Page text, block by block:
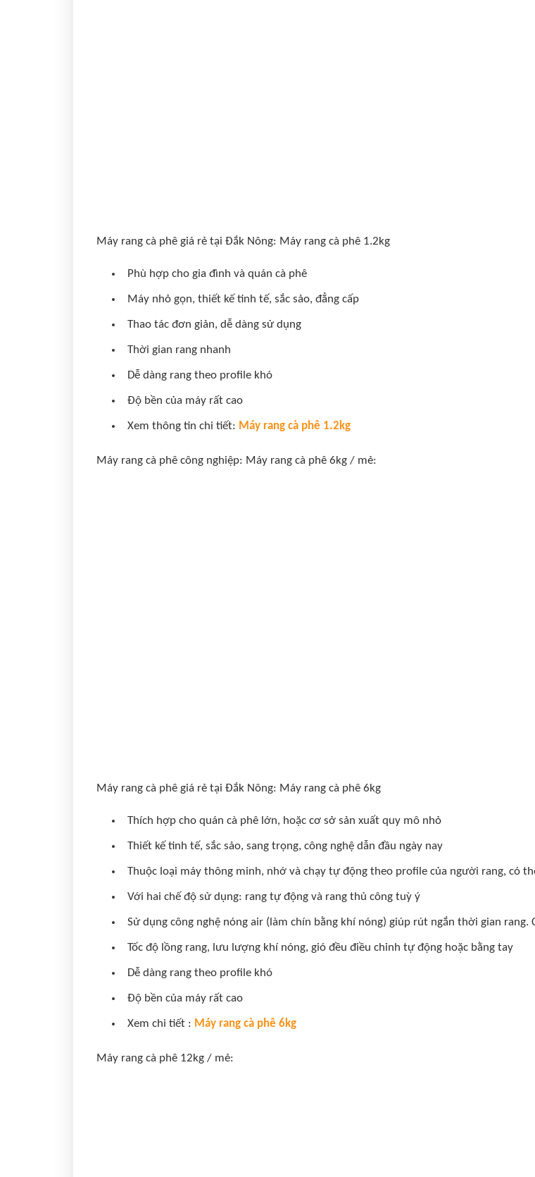
Máy rang cà phê giá rẻ tại Đắk Nông: Máy rang cà phê 1.2kg
Phù hợp cho gia đình và quán cà phê
Máy nhỏ gọn, thiết kế tinh tế, sắc sảo, đẳng cấp
Thao tác đơn giản, dễ dàng sử dụng
Thời gian rang nhanh
Dễ dàng rang theo profile khó
Độ bền của máy rất cao
Xem thông tin chi tiết: Máy rang cà phê 1.2kg
Máy rang cà phê công nghiệp: Máy rang cà phê 6kg / mẻ:
Máy rang cà phê giá rẻ tại Đắk Nông: Máy rang cà phê 6kg
Thích hợp cho quán cà phê lớn, hoặc cơ sở sản xuất quy mô nhỏ
Thiết kế tinh tế, sắc sảo, sang trọng, công nghệ dẫn đầu ngày nay
Thuộc loại máy thông minh, nhớ và chạy tự động theo profile của người rang, có
Với hai chế độ sử dụng: rang tự động và rang thủ công tuỳ ý
Sử dụng công nghệ nóng air (làm chín bằng khí nóng) giúp rút ngắn thời gian
Tốc độ lồng rang, lưu lượng khí nóng, gió đều điều chỉnh tự động hoặc bằng tay
Dễ dàng rang theo profile khó
Độ bền của máy rất cao
Xem chi tiết : Máy rang cà phê 6kg
Máy rang cà phê 12kg / mẻ: